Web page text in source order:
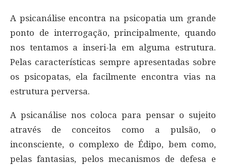
A psicanálise encontra na psicopatia um grande
ponto de interrogação, principalmente, quando
nos tentamos a inseri-la em alguma estrutura.
Pelas características sempre apresentadas sobre
os psicopatas, ela facilmente encontra vias na
estrutura perversa.
A psicanálise nos coloca para pensar o sujeito
através de conceitos como a pulsão, o
inconsciente, o complexo de Édipo, bem como,
pelas fantasias, pelos mecanismos de defesa e